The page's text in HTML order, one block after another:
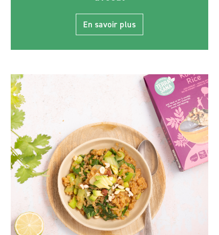
En savoir plus